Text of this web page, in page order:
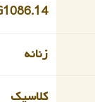
زنانه
کلاسیک